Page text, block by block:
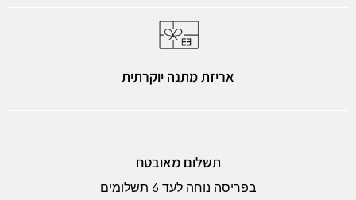
אריזת מתנה יוקרתית
תשלום מאובטח
בפריסה נוחה לעד 6 תשלומים